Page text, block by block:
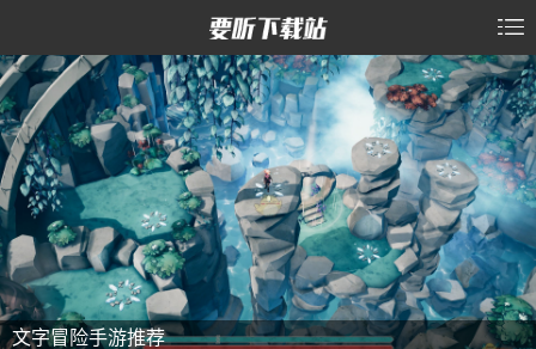
文字冒险手游推荐